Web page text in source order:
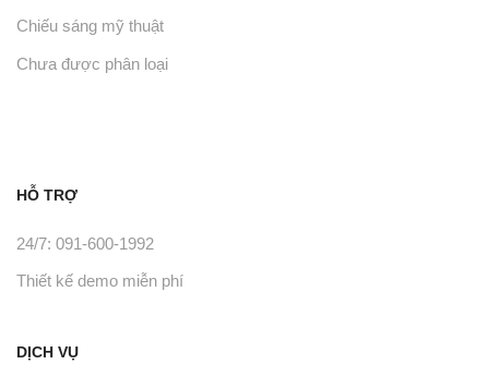
Chiếu sáng mỹ thuật
Chưa được phân loại
HỖ TRỢ
24/7: 091-600-1992
Thiết kế demo miễn phí
DỊCH VỤ